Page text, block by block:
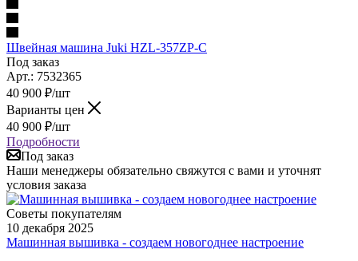
Швейная машина Juki HZL-357ZP-C
Под заказ
Арт.: 7532365
40 900 ₽/шт
Варианты цен
40 900 ₽/шт
Подробности
Под заказ
Наши менеджеры обязательно свяжутся с вами и уточнят
условия заказа
Советы покупателям
10 декабря 2025
Машинная вышивка - создаем новогоднее настроение